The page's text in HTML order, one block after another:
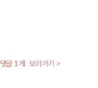
댓글 1개 보러가기 >